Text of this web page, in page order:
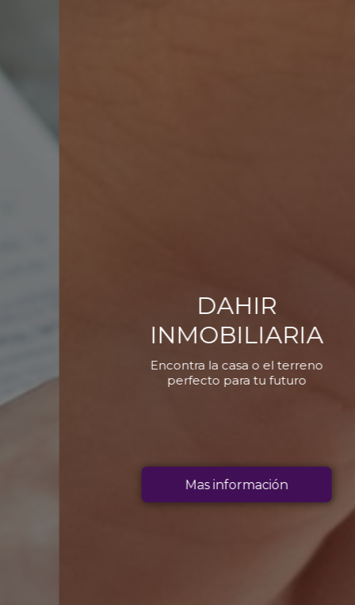
DAHIR
INMOBILIARIA
Encontra la casa o el terreno
perfecto para tu futuro
Mas información